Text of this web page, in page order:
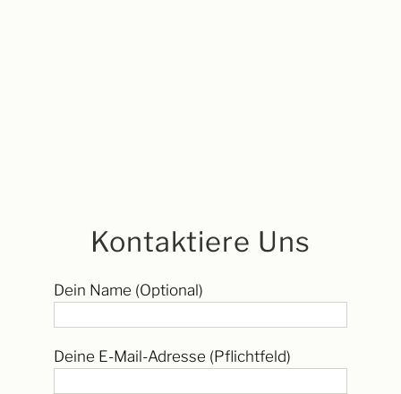
Kontaktiere Uns
Dein Name (Optional)
Deine E-Mail-Adresse (Pflichtfeld)